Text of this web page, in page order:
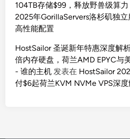
104TB存储$99，释放野兽级算
2025年GorillaServers洛杉矶独
高性能配置
HostSailor 圣诞新年特惠深度解
倍内存硬盘，荷兰AMD EPYC与
- 谁的主机 发表在 HostSailor
付$6起荷兰KVM NVMe VPS深